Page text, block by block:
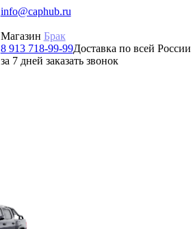
info@caphub.ru
Магазин Брак
8 913 718-99-99Доставка по всей России
за 7 дней заказать звонок